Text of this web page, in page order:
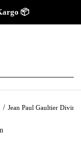
📦
Jean Paul Gaultier Divine